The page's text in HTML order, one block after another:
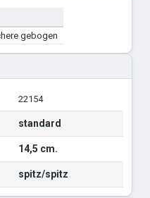
gebogen
22154
standard
14,5 cm.
spitz/spitz